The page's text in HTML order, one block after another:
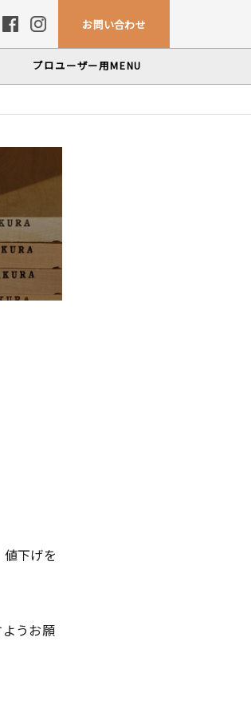
お問い合わせ
ウンター・テーブル
塗料・メンテナンス用品
製品カテゴリーから
」
データを検索
プロユーザー用MENU
下げを
うお願